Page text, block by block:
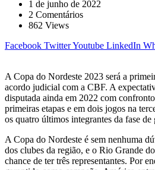
1 de junho de 2022
2 Comentários
862 Views
Facebook TwitterYoutube LinkedIn
A Copa do Nordeste 2023 será a
acordo judicial com a CBF. A
disputada ainda em 2022 com
primeiras etapas e em dois jogos na
os quatro últimos integrantes da fase de
A Copa do Nordeste é sem nenhuma
dos clubes da região, e o Rio Grande
chance de ter três representantes. Por